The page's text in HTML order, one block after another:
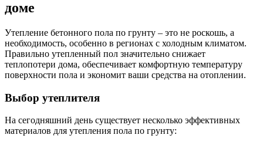
доме
Утепление бетонного пола по грунту – это не роскошь, а
необходимость, особенно в регионах с холодным климатом.
Правильно утепленный пол значительно снижает
теплопотери дома, обеспечивает комфортную температуру
поверхности пола и экономит ваши средства на отоплении.
Выбор утеплителя
На сегодняшний день существует несколько эффективных
материалов для утепления пола по грунту: